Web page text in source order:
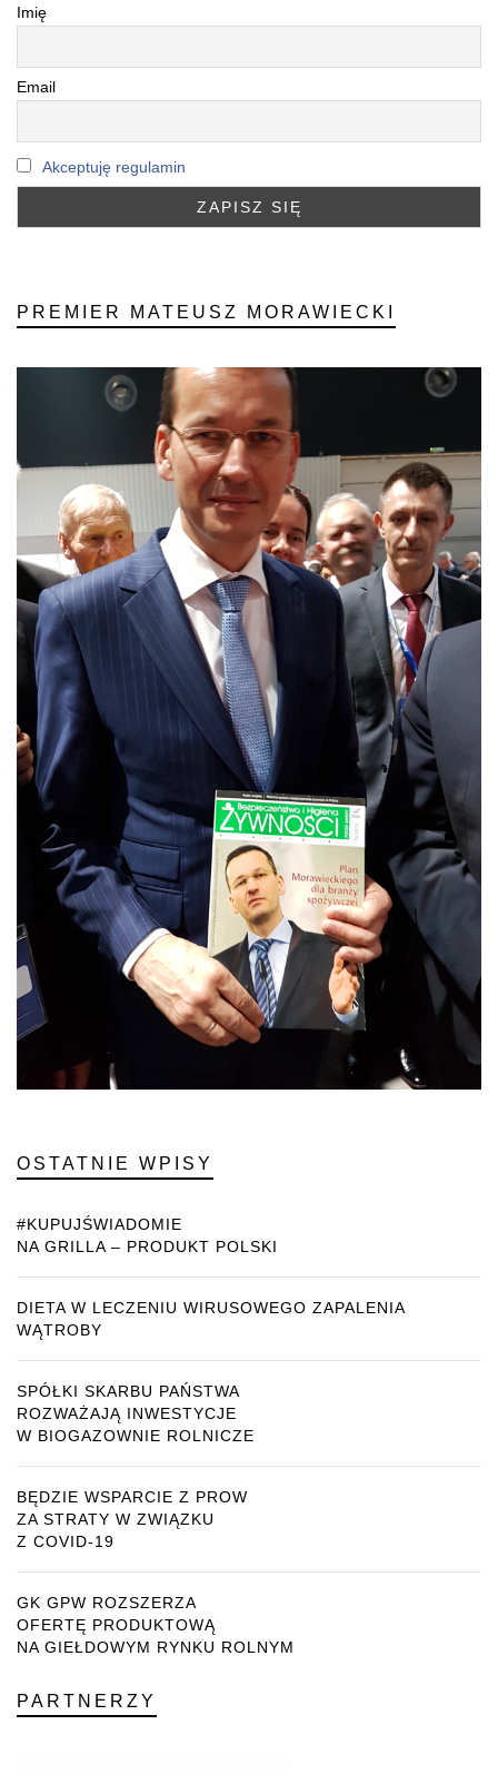
Imię
Email
Akceptuję regulamin
PREMIER MATEUSZ MORAWIECKI
OSTATNIE WPISY
#KUPUJŚWIADOMIE
NA GRILLA – PRODUKT POLSKI
DIETA W LECZENIU WIRUSOWEGO ZAPALENIA
WĄTROBY
SPÓŁKI SKARBU PAŃSTWA
ROZWAŻAJĄ INWESTYCJE
W BIOGAZOWNIE ROLNICZE
BĘDZIE WSPARCIE Z PROW
ZA STRATY W ZWIĄZKU
Z COVID-19
GK GPW ROZSZERZA
OFERTĘ PRODUKTOWĄ
NA GIEŁDOWYM RYNKU ROLNYM
PARTNERZY